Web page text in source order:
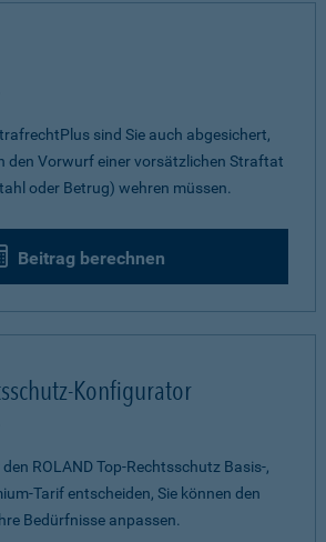
sind Sie auch abgesichert,
den Vorwurf einer vorsätzlichen Straftat
oder Betrug) wehren müssen.
Beitrag berechnen
Konfigurator
ROLAND Top-Rechtsschutz Basis-,
Tarif entscheiden, Sie können den
Bedürfnisse anpassen.